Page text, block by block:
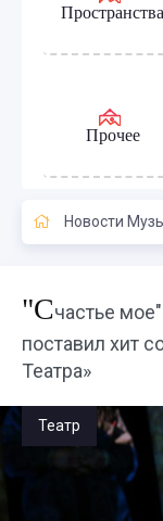
Пространства
Прочее
Новости
"Счастье
поставил хит
Театра»
Театр